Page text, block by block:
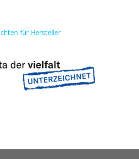
für Hersteller